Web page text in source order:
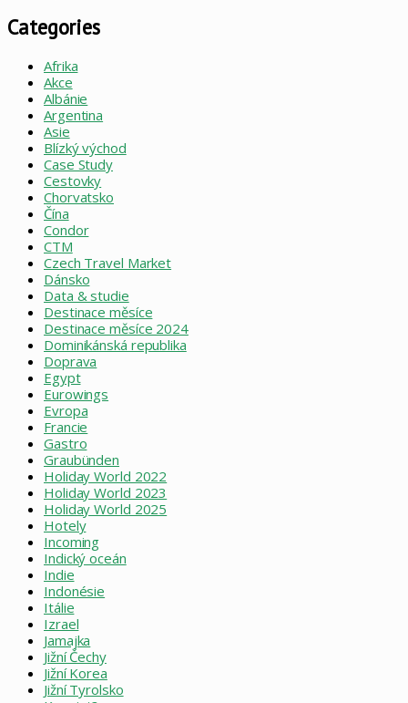
Categories
Afrika
Akce
Albánie
Argentina
Asie
Blízký východ
Case Study
Cestovky
Chorvatsko
Čína
Condor
CTM
Czech Travel Market
Dánsko
Data & studie
Destinace měsíce
Destinace měsíce 2024
Dominikánská republika
Doprava
Egypt
Eurowings
Evropa
Francie
Gastro
Graubünden
Holiday World 2022
Holiday World 2023
Holiday World 2025
Hotely
Incoming
Indický oceán
Indie
Indonésie
Itálie
Izrael
Jamajka
Jižní Čechy
Jižní Korea
Jižní Tyrolsko